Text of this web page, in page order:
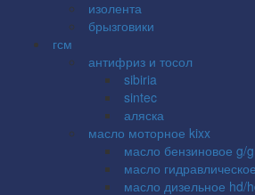
изолента
брызговики
гсм
антифриз и тосол
sibiria
sintec
аляска
масло моторное kixx
масло бензиновое g/
масло гидравлическое
масло дизельное hd/